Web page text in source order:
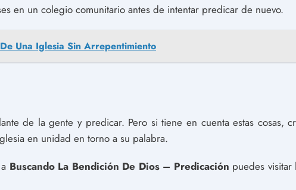
en un colegio comunitario antes de intentar predicar de nuevo.
Una Iglesia Sin Arrepentimiento
de la gente y predicar. Pero si tiene en cuenta estas cosas,
en unidad en torno a su palabra.
Buscando La Bendición De Dios – Predicación puedes visitar